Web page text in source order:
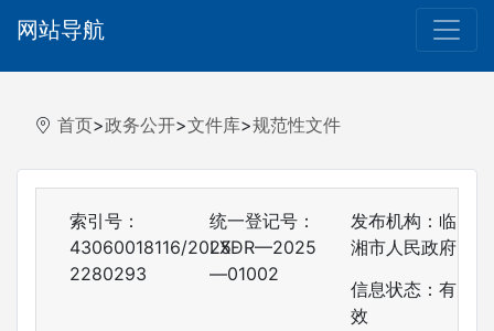
网站导航
首页>政务公开>文件库>规范性文件
索引号：
43060018116/2025-
2280293
统一登记号：
LXDR—2025
—01002
发布机构：临
湘市人民政府
信息状态： 有
效